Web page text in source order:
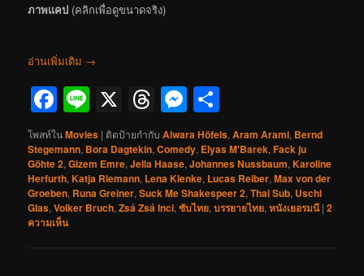
ภาพแคป (คลิกเพื่อดูขนาดจริง)
อ่านเพิ่มเติม →
Facebook
Line
X Threads
Messenger
โพสท์ในMovies | ติดป้ายกำกับ Alwara Höfels,Aram Arami, Bernd
Stegemann, Bora Dagtekin,Comedy, Elyas M'Barek,Fack ju
Göhte 2,Gizem Emre,Jella Haase,Johannes Nussbaum,Karoline
Herfurth,Katja Riemann, Lena Klenke, Lucas Reiber,Max von der
Groeben, Runa Greiner,Suck Me Shakespeer 2,Thai Sub, Uschi
Glas,Volker Bruch,Zsá Zsá Inci,ซับไทย,บรรยายไทย,หนังเยอรมนี |2
ความเห็น